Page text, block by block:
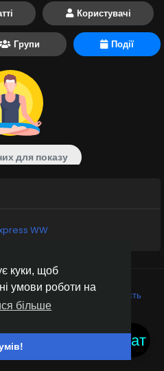
куки, щоб
умови роботи на
більше
Користувачі
Групи Події
для показу
Чат
використання
Конфіденційність